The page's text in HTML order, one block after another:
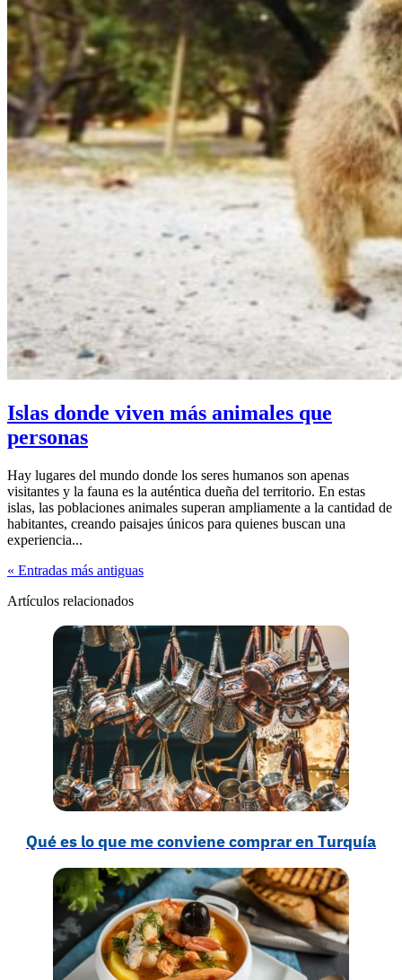
Islas donde viven más animales que
personas
Hay lugares del mundo donde los seres humanos son apenas
visitantes y la fauna es la auténtica dueña del territorio. En estas
islas, las poblaciones animales superan ampliamente a la cantidad de
habitantes, creando paisajes únicos para quienes buscan una
experiencia...
« Entradas más antiguas
Artículos relacionados
Qué es lo que me conviene comprar en Turquía